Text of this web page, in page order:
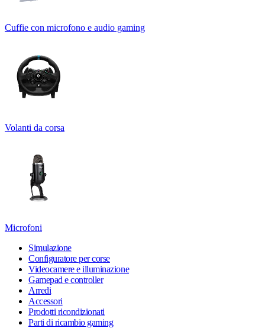
Cuffie con microfono e audio gaming
Volanti da corsa
Microfoni
Simulazione
Configuratore per corse
Videocamere e illuminazione
Gamepad e controller
Arredi
Accessori
Prodotti ricondizionati
Parti di ricambio gaming